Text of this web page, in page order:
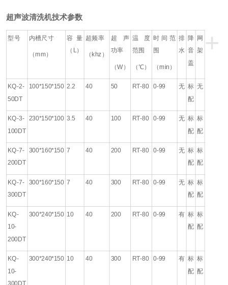
超声波清洗机技术参数
+
型号 内槽尺寸
（mm）
容量
（L）
超频率
（khz）
超声
功率
（W）
温度
范围
（℃）
时间范
围
（min）
排
水
降
音
盖
网
架
KQ-2-
50DT
100*150*150 2.2 40 50 RT-80 0-99 无 标
配
无
KQ-3-
100DT
230*150*100 3.5 40 100 RT-80 0-99 无 标
配
标
配
KQ-7-
200DT
300*160*150 7 40 200 RT-80 0-99 无 标
配
标
配
KQ-7-
300DT
300*160*150 7 40 300 RT-80 0-99 无 标
配
标
配
KQ-
10-
200DT
300*240*150 10 40 200 RT-80 0-99 有 标
配
标
配
KQ-
10-
300DT
300*240*150 10 40 300 RT-80 0-99 有 标
配
标
配